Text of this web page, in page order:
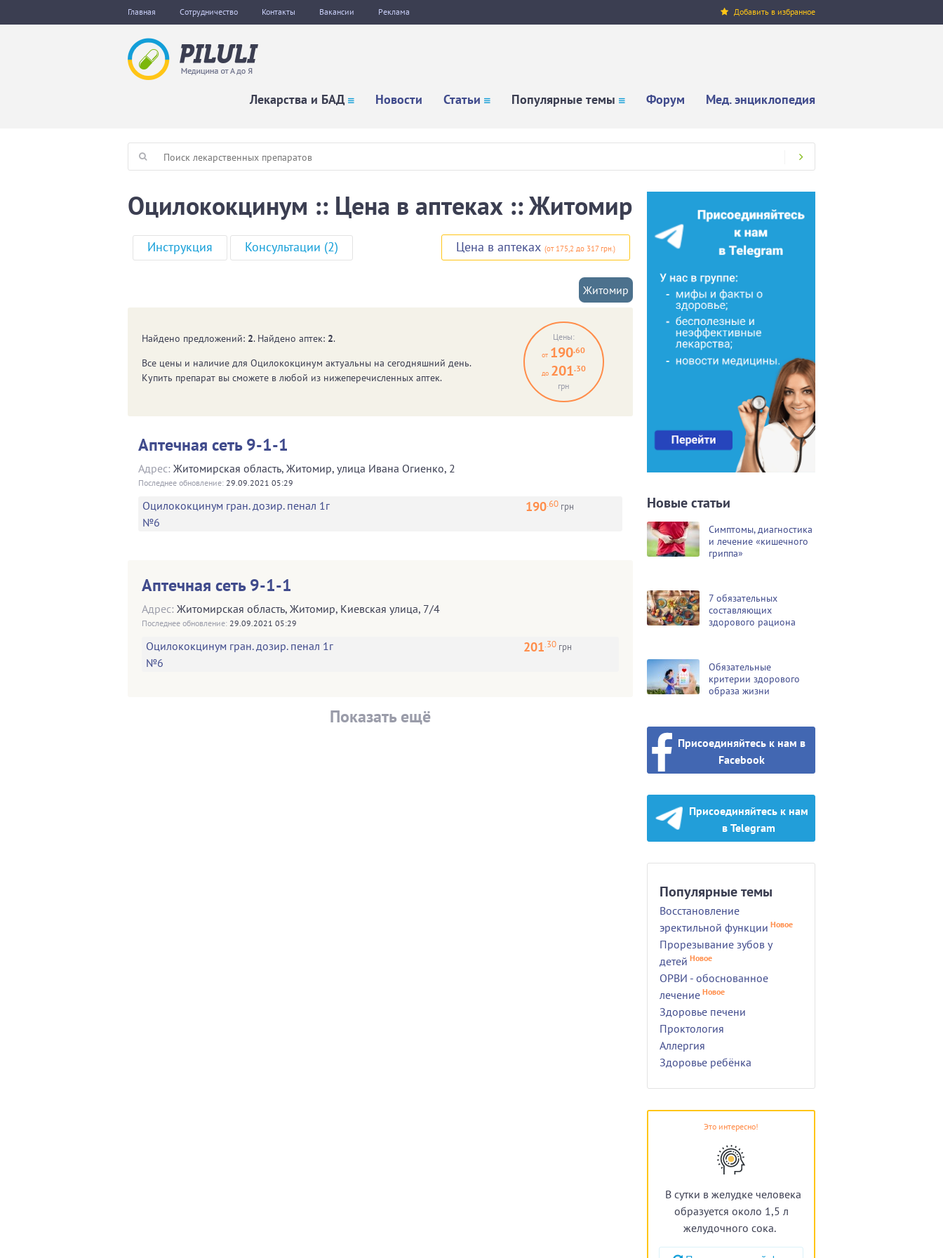
Главная Сотрудничество Контакты Вакансии Реклама Добавить в избранное
Лекарства и БАД Новости Статьи Популярные темы Форум Мед. энциклопедия
Оцилококцинум :: Цена в аптеках :: Житомир
Инструкция Консультации (2) Цена в аптеках (от 175,2до 317 грн.)
Житомир
Найдено предложений: 2. Найдено аптек: 2.
Все цены и наличие для Оцилококцинум актуальны на сегодняшний день.
Купить препарат вы сможете в любой из нижеперечисленных аптек.
Цены:
от 190.60
до 201.30
грн
Аптечная сеть 9-1-1
Адрес: Житомирская область, Житомир, улица Ивана Огиенко, 2
Последнее обновление: 29.09.2021 05:29
Оцилококцинум гран. дозир. пенал 1г
№6
190.60 грн
Аптечная сеть 9-1-1
Адрес: Житомирская область, Житомир, Киевская улица, 7/4
Последнее обновление: 29.09.2021 05:29
Оцилококцинум гран. дозир. пенал 1г
№6
201.30 грн
Показать ещё
Новые статьи
Симптомы, диагностика
и лечение «кишечного
гриппа»
7 обязательных
составляющих
здорового рациона
Обязательные
критерии здорового
образа жизни
Присоединяйтесь к нам в
Facebook
Присоединяйтесь к нам
в Telegram
Популярные темы
Восстановление
эректильной функции Новое
Прорезывание зубов у
детей Новое
ОРВИ - обоснованное
лечение Новое
Здоровье печени
Проктология
Аллергия
Здоровье ребёнка
Это интересно!
В сутки в желудке человека
образуется около 1,5 л
желудочного сока.